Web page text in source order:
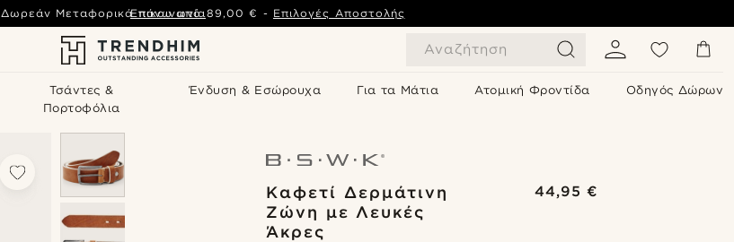
Αναζήτηση
Τσάντες &
Πορτοφόλια
Ένδυση & Εσώρουχα Για τα Μάτια Ατομική Φροντίδα Οδηγός Δώρων
Δωρεάν Μεταφορικά πάνω από89,00 € - Επιλογές Αποστολής
Επικοινωνία
Καφετί Δερμάτινη
Ζώνη με Λευκές
Άκρες
44,95 €